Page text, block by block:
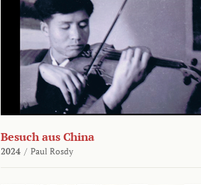
Besuch aus China
2024 / Paul Rosdy